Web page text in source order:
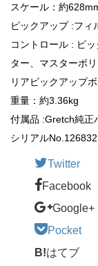
スケール：約
ピックアップ :フィ
コントロール : ピ
ター、マスターボ
リアピックアップ
重量：約3.36kg
付属品 :Gretch純正
シリアルNo.126832
Twitter
Facebook
Google+
Pocket
B!はてブ